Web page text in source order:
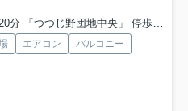
「つつじ野団地中央」 停歩11分
エアコン
バルコニー